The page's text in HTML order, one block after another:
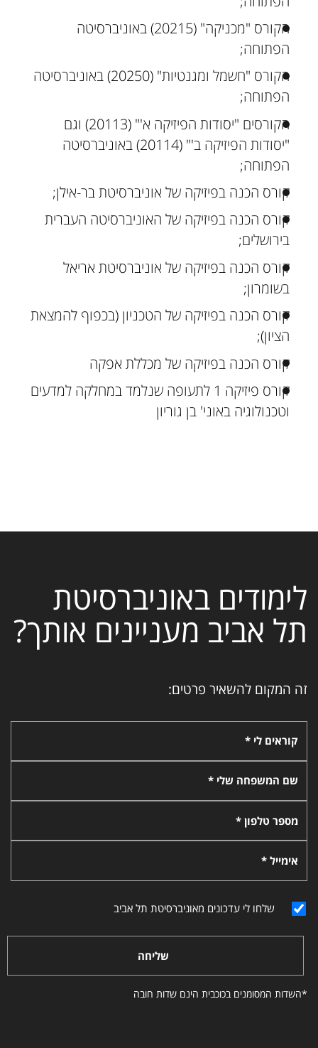
הקורס "מכניקה" (20215) באוניברסיטה
הפתוחה;
הקורס "חשמל ומגנטיות" (20250) באוניברסיטה
הפתוחה;
הקורסים "יסודות הפיזיקה א'" (20113) וגם
"יסודות הפיזיקה ב'" (20114) באוניברסיטה
הפתוחה;
קורס הכנה בפיזיקה של אוניברסיטת בר-אילן;
קורס הכנה בפיזיקה של האוניברסיטה העברית
בירושלים;
קורס הכנה בפיזיקה של אוניברסיטת אריאל
בשומרון;
קורס הכנה בפיזיקה של הטכניון (בכפוף להמצאת
הציון);
קורס הכנה בפיזיקה של מכללת אפקה
קורס פיזיקה 1 לתעופה שנלמד במחלקה למדעים
וטכנולוגיה באוני' בן גוריון
לימודים באוניברסיטת
תל אביב מעניינים אותך?
זה המקום להשאיר פרטים:
קוראים לי *
שם המשפחה שלי *
מספר טלפון *
אימייל *
שלחו לי עדכונים מאוניברסיטת תל אביב
שליחה
*השדות המסומנים בכוכבית הינם שדות חובה